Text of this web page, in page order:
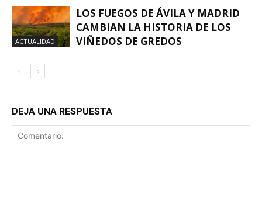
ACTUALIDAD
LOS FUEGOS DE ÁVILA Y MADRID
CAMBIAN LA HISTORIA DE LOS
VIÑEDOS DE GREDOS
DEJA UNA RESPUESTA